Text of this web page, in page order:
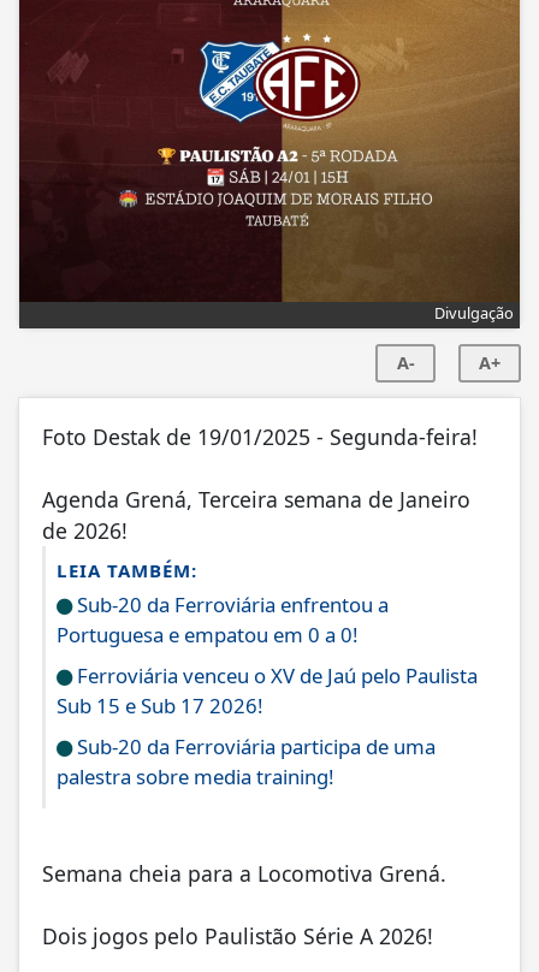
Divulgação
A- A+
Foto Destak de 19/01/2025 - Segunda-feira!
Agenda Grená, Terceira semana de Janeiro
de 2026!
LEIA TAMBÉM:
Sub-20 da Ferroviária enfrentou a
Portuguesa e empatou em 0 a 0!
Ferroviária venceu o XV de Jaú pelo Paulista
Sub 15 e Sub 17 2026!
Sub-20 da Ferroviária participa de uma
palestra sobre media training!
Semana cheia para a Locomotiva Grená.
Dois jogos pelo Paulistão Série A 2026!